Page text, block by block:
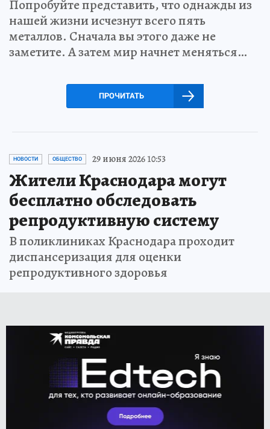
Попробуйте представить, что однажды из
нашей жизни исчезнут всего пять
металлов. Сначала вы этого даже не
заметите. А затем мир начнет меняться…
ПРОЧИТАТЬ
НОВОСТИ ОБЩЕСТВО 29 июня 2026 10:53
Жители Краснодара могут
бесплатно обследовать
репродуктивную систему
В поликлиниках Краснодара проходит
диспансеризация для оценки
репродуктивного здоровья